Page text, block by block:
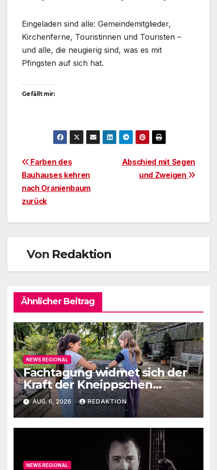
Eingeladen sind alle: Gemeindemitglieder,
Kirchenferne, Touristinnen und Touristen –
und alle, die neugierig sind, was es mit
Pfingsten auf sich hat.
Gefällt mir:
Beitragsnavigation
Abschied mit Segen
und Zweigen
Farben des
Bauhauses kehren
nach Oranienbaum
zurück
Von Redaktion
Ähnlicher Beitrag
NEWS REGIONAL
Fachtagung widmet sich der
Kraft der Kneippschen
Elemente
AUG. 6, 2026 REDAKTION
NEWS REGIONAL